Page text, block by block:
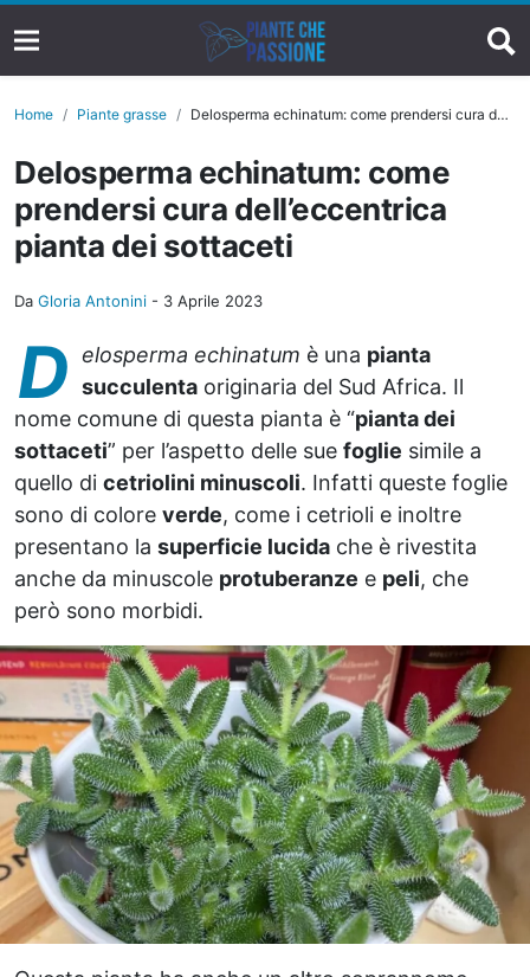
Home Piante grasse Delosperma echinatum: come prendersi cura dell’eccentrica pianta dei sottaceti
Delosperma echinatum: come
prendersi cura dell’eccentrica
pianta dei sottaceti
Da Gloria Antonini - 3 Aprile 2023
D elosperma echinatum è una pianta
succulenta originaria del Sud Africa. Il
nome comune di questa pianta è “pianta dei
sottaceti” per l’aspetto delle sue foglie simile a
quello di cetriolini minuscoli. Infatti queste foglie
sono di colore verde, come i cetrioli e inoltre
presentano la superficie lucida che è rivestita
anche da minuscole protuberanze e peli, che
però sono morbidi.